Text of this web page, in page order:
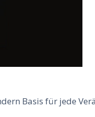
Basis für jede